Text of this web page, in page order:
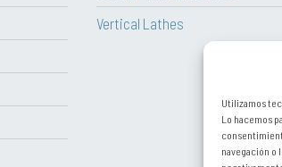
Utilizamos
Lo hacemos
navegación o
Vertical Lathes